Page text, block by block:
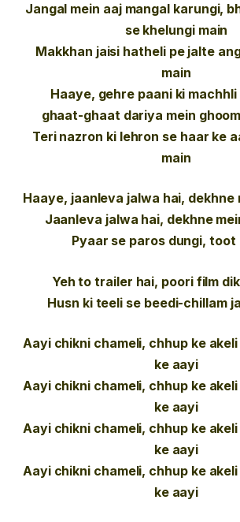
Jangal mein aaj mangal karungi,
se khelungi main
Makkhan jaisi hatheli pe jalte
main
Haaye, gehre paani ki
ghaat-ghaat dariya mein
Teri nazron ki lehron se haar ke
main
Haaye, jaanleva jalwa hai, dekhne
Jaanleva jalwa hai, dekhne
Pyaar se paros dungi, toot
Yeh to trailer hai, poori film
Husn ki teeli se beedi-chillam
Aayi chikni chameli, chhup ke
ke aayi
Aayi chikni chameli, chhup ke
ke aayi
Aayi chikni chameli, chhup ke
ke aayi
Aayi chikni chameli, chhup ke
ke aayi